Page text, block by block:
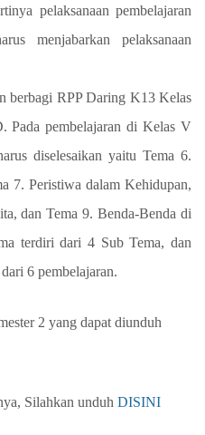
pelaksanaan pembelajaran
menjabarkan pelaksanaan
berbagi RPP Daring K13 Kelas
Pada pembelajaran di Kelas V
diselesaikan yaitu Tema 6.
7. Peristiwa dalam Kehidupan,
dan Tema 9. Benda-Benda di
terdiri dari 4 Sub Tema, dan
6 pembelajaran.
2 yang dapat diunduh
, Silahkan unduh DISINI